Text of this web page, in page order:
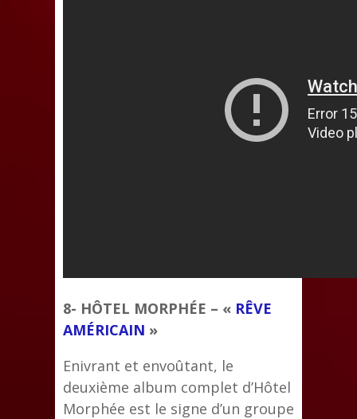
8- HÔTEL MORPHÉE – « RÊVE
AMÉRICAIN »
Enivrant et envoûtant, le
deuxième album complet d’Hôtel
Morphée est le signe d’un groupe